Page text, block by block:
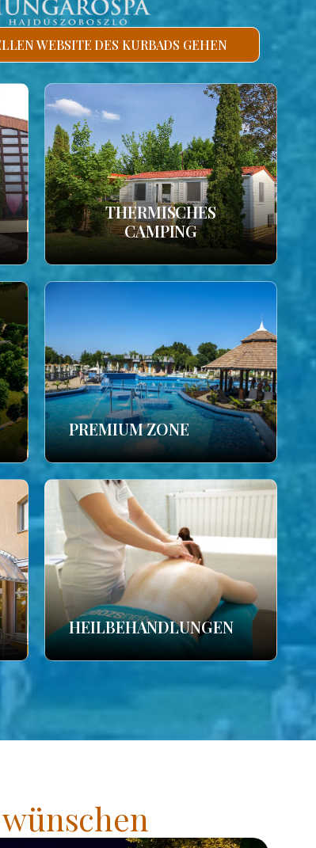
WEBSITE DES KURBADS GEHEN
THERMISCHES
CAMPING
PREMIUM ZONE
HEILBEHANDLUNGEN